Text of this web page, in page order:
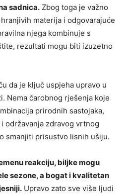
sadnica. Zbog toga je važno
materija i odgovarajuće
njega kombinuje s
rezultati mogu biti izuzetno
da je ključ uspjeha upravo u
Nema čarobnog rješenja koje
prirodnih sastojaka,
održavanja zdravog vrtnog
smanjiti prisustvo lisnih ušiju.
reakciju, biljke mogu
sezone, a bogat i kvalitetan
Upravo zato sve više ljudi